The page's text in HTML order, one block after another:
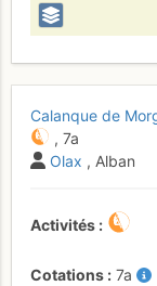
Calanque de
, 7a
Olax , Alban
Activités
Cotations 7a